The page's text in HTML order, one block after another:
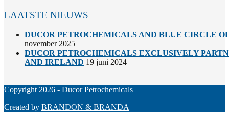
LAATSTE NIEUWS
DUCOR PETROCHEMICALS AND BLUE CIRCLE
november 2025
DUCOR PETROCHEMICALS EXCLUSIVELY
AND IRELAND 19 juni 2024
Copyright 2026 - Ducor Petrochemicals
Created by BRANDON & BRANDA